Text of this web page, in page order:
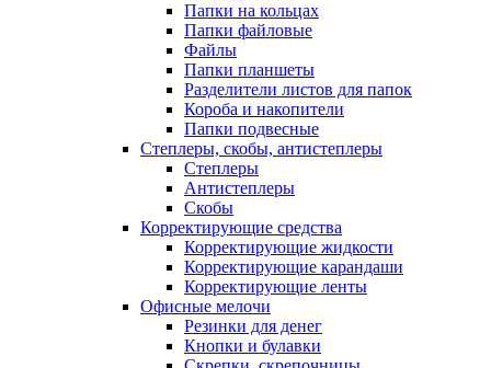
Папки на кольцах
Папки файловые
Файлы
Папки планшеты
Разделители листов для папок
Короба и накопители
Папки подвесные
Степлеры, скобы, антистеплеры
Степлеры
Антистеплеры
Скобы
Корректирующие средства
Корректирующие жидкости
Корректирующие карандаши
Корректирующие ленты
Офисные мелочи
Резинки для денег
Кнопки и булавки